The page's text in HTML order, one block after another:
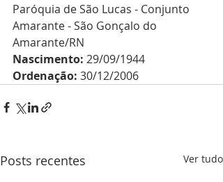
Paróquia de São Lucas - Conjunto
Amarante - São Gonçalo do
Amarante/RN
Nascimento: 29/09/1944
Ordenação: 30/12/2006
Posts recentes Ver tudo